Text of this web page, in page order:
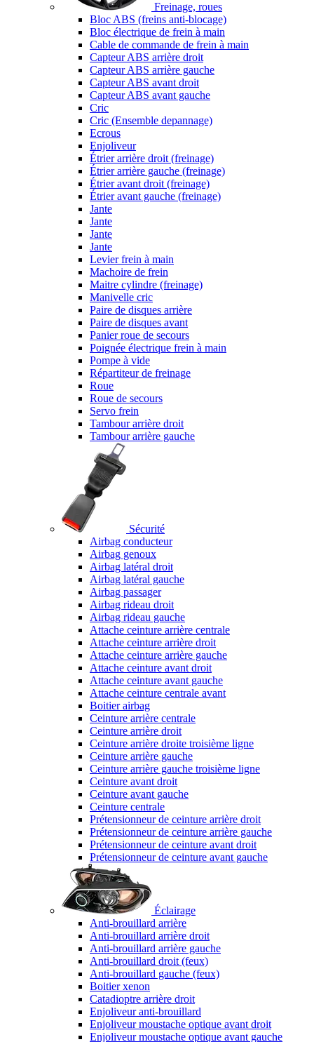
Freinage, roues
Bloc ABS (freins anti-blocage)
Bloc électrique de frein à main
Cable de commande de frein à main
Capteur ABS arrière droit
Capteur ABS arrière gauche
Capteur ABS avant droit
Capteur ABS avant gauche
Cric
Cric (Ensemble depannage)
Ecrous
Enjoliveur
Étrier arrière droit (freinage)
Étrier arrière gauche (freinage)
Étrier avant droit (freinage)
Étrier avant gauche (freinage)
Jante
Jante
Jante
Jante
Levier frein à main
Machoire de frein
Maitre cylindre (freinage)
Manivelle cric
Paire de disques arrière
Paire de disques avant
Panier roue de secours
Poignée électrique frein à main
Pompe à vide
Répartiteur de freinage
Roue
Roue de secours
Servo frein
Tambour arrière droit
Tambour arrière gauche
Sécurité
Airbag conducteur
Airbag genoux
Airbag latéral droit
Airbag latéral gauche
Airbag passager
Airbag rideau droit
Airbag rideau gauche
Attache ceinture arrière centrale
Attache ceinture arrière droit
Attache ceinture arrière gauche
Attache ceinture avant droit
Attache ceinture avant gauche
Attache ceinture centrale avant
Boitier airbag
Ceinture arrière centrale
Ceinture arrière droit
Ceinture arrière droite troisième ligne
Ceinture arrière gauche
Ceinture arrière gauche troisième ligne
Ceinture avant droit
Ceinture avant gauche
Ceinture centrale
Prétensionneur de ceinture arrière droit
Prétensionneur de ceinture arrière gauche
Prétensionneur de ceinture avant droit
Prétensionneur de ceinture avant gauche
Éclairage
Anti-brouillard arrière
Anti-brouillard arrière droit
Anti-brouillard arrière gauche
Anti-brouillard droit (feux)
Anti-brouillard gauche (feux)
Boitier xenon
Catadioptre arrière droit
Enjoliveur anti-brouillard
Enjoliveur moustache optique avant droit
Enjoliveur moustache optique avant gauche